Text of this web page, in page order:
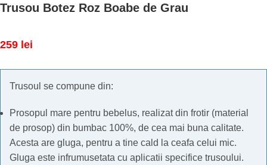
Trusou Botez Roz Boabe de Grau
259 lei
Trusoul se compune din:
Prosopul mare pentru bebelus, realizat din frotir (material
de prosop) din bumbac 100%, de cea mai buna calitate.
Acesta are gluga, pentru a tine cald la ceafa celui mic.
Gluga este infrumusetata cu aplicatii specifice trusoului.